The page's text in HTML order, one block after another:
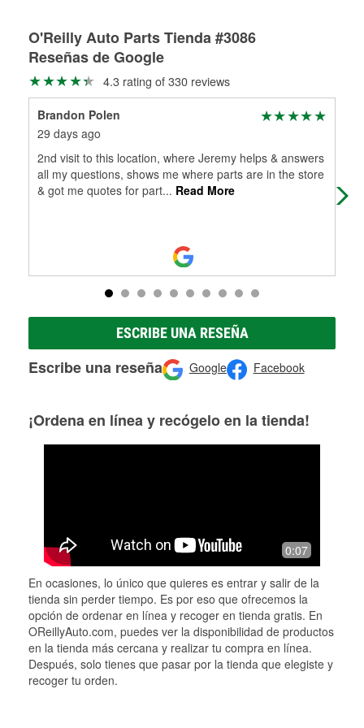
O'Reilly Auto Parts Tienda #3086
Reseñas de Google
4.3 rating of 330 reviews
Brandon Polen
29 days ago
2nd visit to this location, where Jeremy helps & answers
all my questions, shows me where parts are in the store
& got me quotes for part... Read More
ESCRIBE UNA RESEÑA
Escribe una reseña Google Facebook
¡Ordena en línea y recógelo en la tienda!
0:07
En ocasiones, lo único que quieres es entrar y salir de la
tienda sin perder tiempo. Es por eso que ofrecemos la
opción de ordenar en línea y recoger en tienda gratis. En
OReillyAuto.com, puedes ver la disponibilidad de productos
en la tienda más cercana y realizar tu compra en línea.
Después, solo tienes que pasar por la tienda que elegiste y
recoger tu orden.